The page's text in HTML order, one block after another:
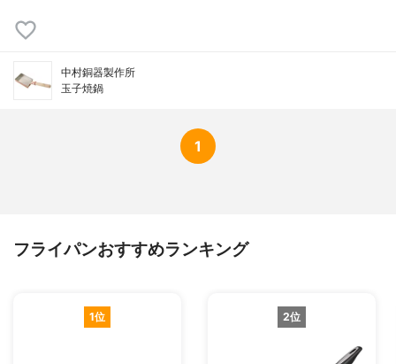
中村銅器製作所
玉子焼鍋
1
フライパンおすすめランキング
1位 2位